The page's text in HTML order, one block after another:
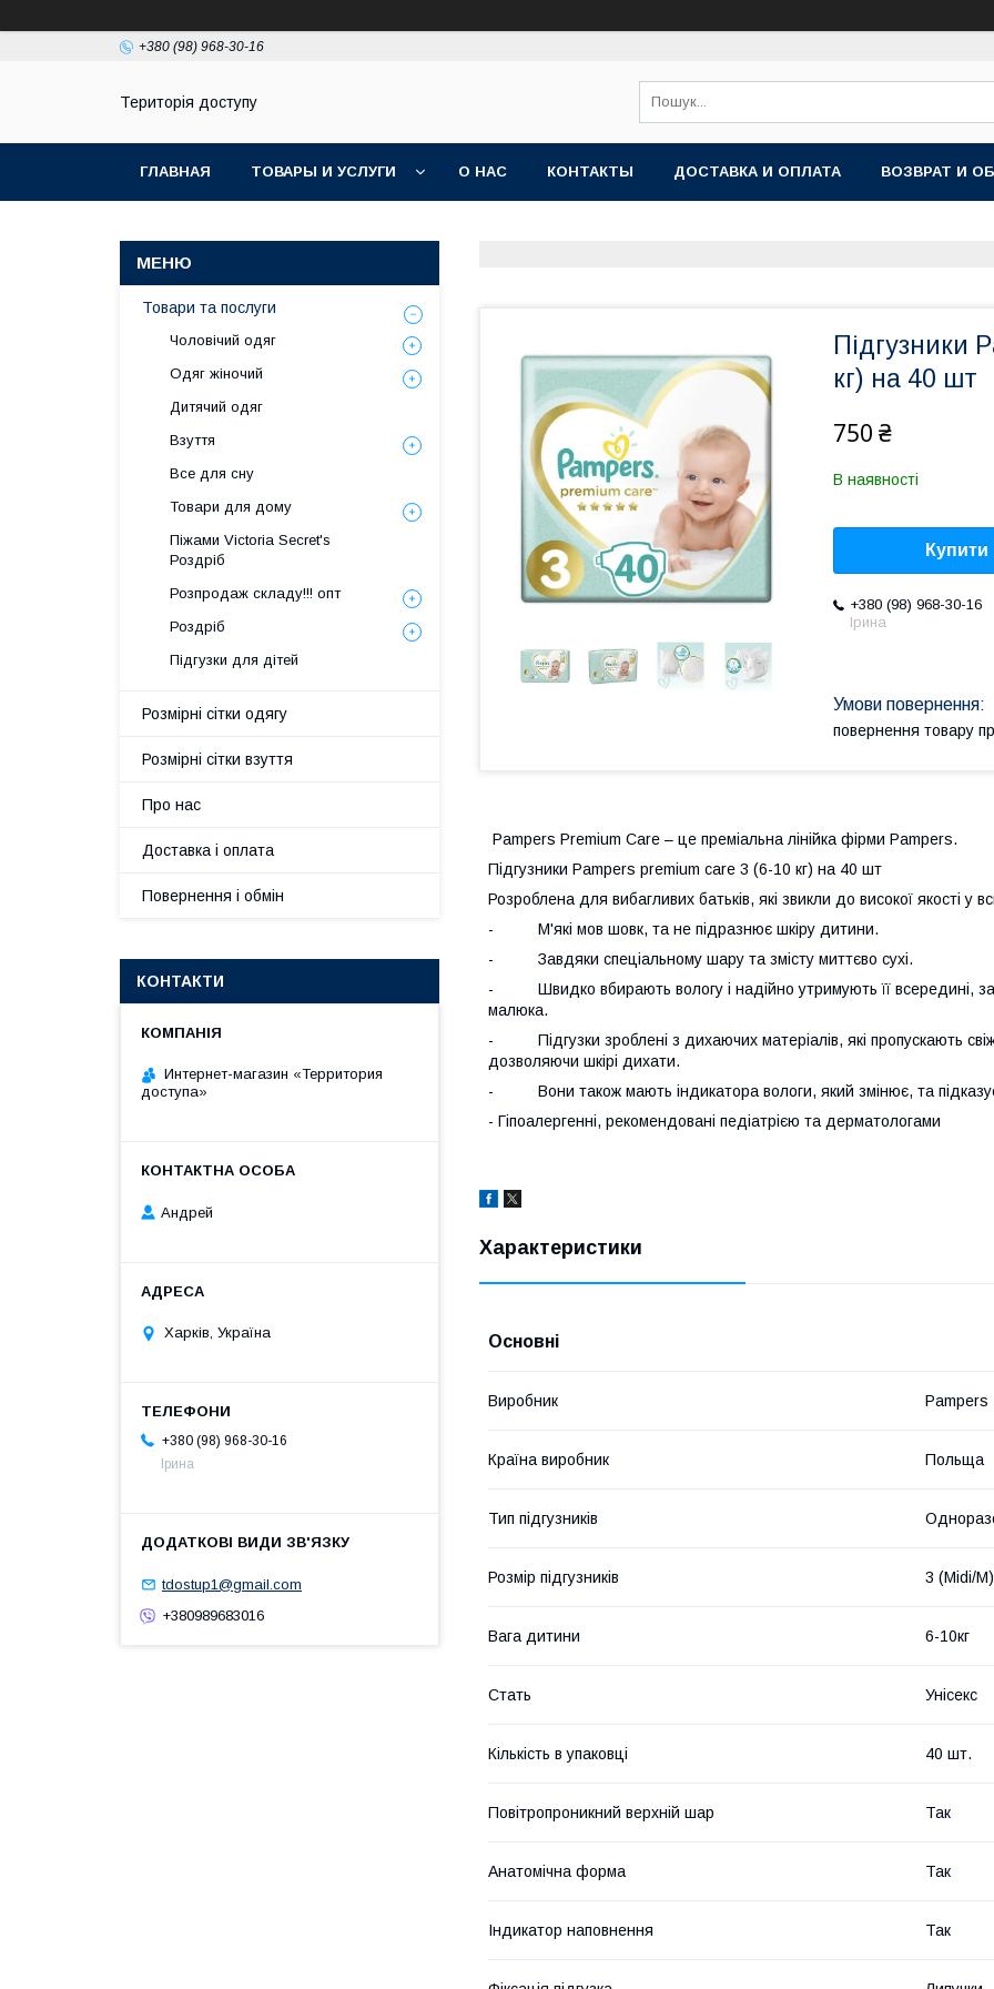
+380 (98) 968-30-16
Територія доступу
ГЛАВНАЯ ТОВАРЫ И УСЛУГИ О НАС КОНТАКТЫ ДОСТАВКА И ОПЛАТА ВОЗВРАТ И
Підгузники
кг) на 40 шт
750 ₴
В наявності
Купити
+380 (98) 968-30-16
Ірина
повернення товару
Pampers Premium Care – це преміальна лінійка фірми Pampers.
Підгузники Pampers premium care 3 (6-10 кг) на 40 шт
Розроблена для вибагливих батьків, які звикли до високої якості у
- М'які мов шовк, та не підразнює шкіру дитини.
- Завдяки спеціальному шару та змісту миттєво сухі.
- Швидко вбирають вологу і надійно утримують її всередині,
малюка.
- Підгузки зроблені з дихаючих матеріалів, які пропускають
дозволяючи шкірі дихати.
- Вони також мають індикатора вологи, який змінює, та підказує
- Гіпоалергенні, рекомендовані педіатрією та дерматологами
Характеристики
Основні
Виробник Pampers
Країна виробник Польща
Тип підгузників
Розмір підгузників 3 (Midi/M)
Вага дитини 6-10кг
Стать Унісекс
Кількість в упаковці 40 шт.
Повітропроникний верхній шар Так
Анатомічна форма Так
Індикатор наповнення Так
Товари та послуги
Чоловічий одяг
Одяг жіночий
Дитячий одяг
Взуття
Все для сну
Товари для дому
Піжами Victoria Secret's
Роздріб
Розпродаж складу!!! опт
Роздріб
Підгузки для дітей
Розмірні сітки одягу
Розмірні сітки взуття
Про нас
Доставка і оплата
Повернення і обмін
КОНТАКТИ
Интернет-магазин «Территория
доступа»
Андрей
Харків, Україна
+380 (98) 968-30-16
Ірина
tdostup1@gmail.com
+380989683016